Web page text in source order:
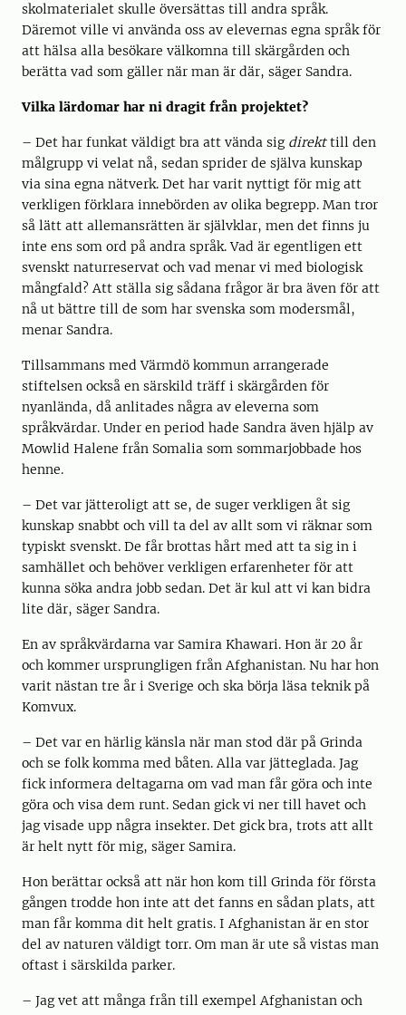
skolmaterialet skulle översättas till andra språk.
Däremot ville vi använda oss av elevernas egna språk för
att hälsa alla besökare välkomna till skärgården och
berätta vad som gäller när man är där, säger Sandra.
Vilka lärdomar har ni dragit från projektet?
– Det har funkat väldigt bra att vända sig direkttill den
målgrupp vi velat nå, sedan sprider de själva kunskap
via sina egna nätverk. Det har varit nyttigt för mig att
verkligen förklara innebörden av olika begrepp. Man tror
så lätt att allemansrätten är självklar, men det finns ju
inte ens som ord på andra språk. Vad är egentligen ett
svenskt naturreservat och vad menar vi med biologisk
mångfald? Att ställa sig sådana frågor är bra även för att
nå ut bättre till de som har svenska som modersmål,
menar Sandra.
Tillsammans med Värmdö kommun arrangerade
stiftelsen också en särskild träff i skärgården för
nyanlända, då anlitades några av eleverna som
språkvärdar. Under en period hade Sandra även hjälp av
Mowlid Halene från Somalia som sommarjobbade hos
henne.
– Det var jätteroligt att se, de suger verkligen åt sig
kunskap snabbt och vill ta del av allt som vi räknar som
typiskt svenskt. De får brottas hårt med att ta sig in i
samhället och behöver verkligen erfarenheter för att
kunna söka andra jobb sedan. Det är kul att vi kan bidra
lite där, säger Sandra.
En av språkvärdarna var Samira Khawari. Hon är 20 år
och kommer ursprungligen från Afghanistan. Nu har hon
varit nästan tre år i Sverige och ska börja läsa teknik på
Komvux.
– Det var en härlig känsla när man stod där på Grinda
och se folk komma med båten. Alla var jätteglada. Jag
fick informera deltagarna om vad man får göra och inte
göra och visa dem runt. Sedan gick vi ner till havet och
jag visade upp några insekter. Det gick bra, trots att allt
är helt nytt för mig, säger Samira.
Hon berättar också att när hon kom till Grinda för första
gången trodde hon inte att det fanns en sådan plats, att
man får komma dit helt gratis. I Afghanistan är en stor
del av naturen väldigt torr. Om man är ute så vistas man
oftast i särskilda parker.
– Jag vet att många från till exempel Afghanistan och